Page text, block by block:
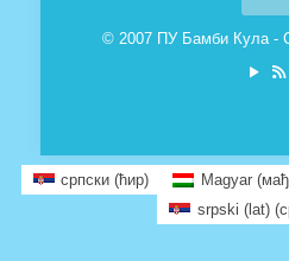
© 2007 ПУ Бамби Кула -
српски (ћир) Magyar(
srpski (lat)(